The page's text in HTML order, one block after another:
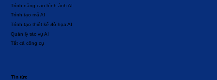
Tất cả công cụ
Quản lý tác vụ AI
Trình tạo thiết kế đồ họa AI
Trình tạo mã AI
Trình nâng cao hình ảnh AI
Tin tức